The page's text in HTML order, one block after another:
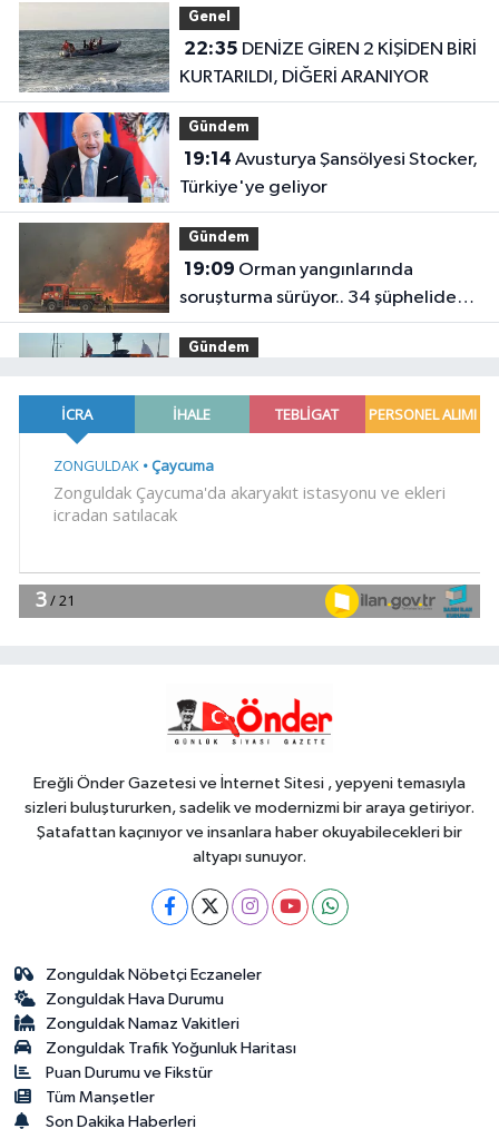
Genel
22:35
KURTARILDI, DİĞERİ ARANIYOR
Gündem
19:14
Türkiye'ye geliyor
Gündem
19:09
soruşturma sürüyor.. 34 şüpheliden
9'u tutuklandı
Gündem
arızalanan tekne kurtarıldı
18:57Körfez'in iki yakası
18:38
marşlarla yaşatılıyor
Ereğli Önder Gazetesi ve İnternet Sitesi , yepyeni temasıyla
sizleri buluştururken, sadelik ve modernizmi bir araya getiriyor.
Şatafattan kaçınıyor ve insanlara haber okuyabilecekleri bir
altyapı sunuyor.
Zonguldak Nöbetçi Eczaneler
Zonguldak Hava Durumu
Zonguldak Namaz Vakitleri
Zonguldak Trafik Yoğunluk Haritası
Puan Durumu ve Fikstür
Tüm Manşetler
Son Dakika Haberleri